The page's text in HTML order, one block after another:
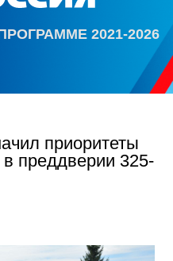
2021-2026
приоритеты
преддверии 325-